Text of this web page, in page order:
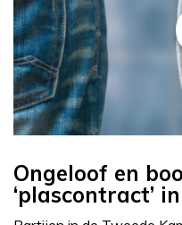
Ongeloof en
‘plascontract’